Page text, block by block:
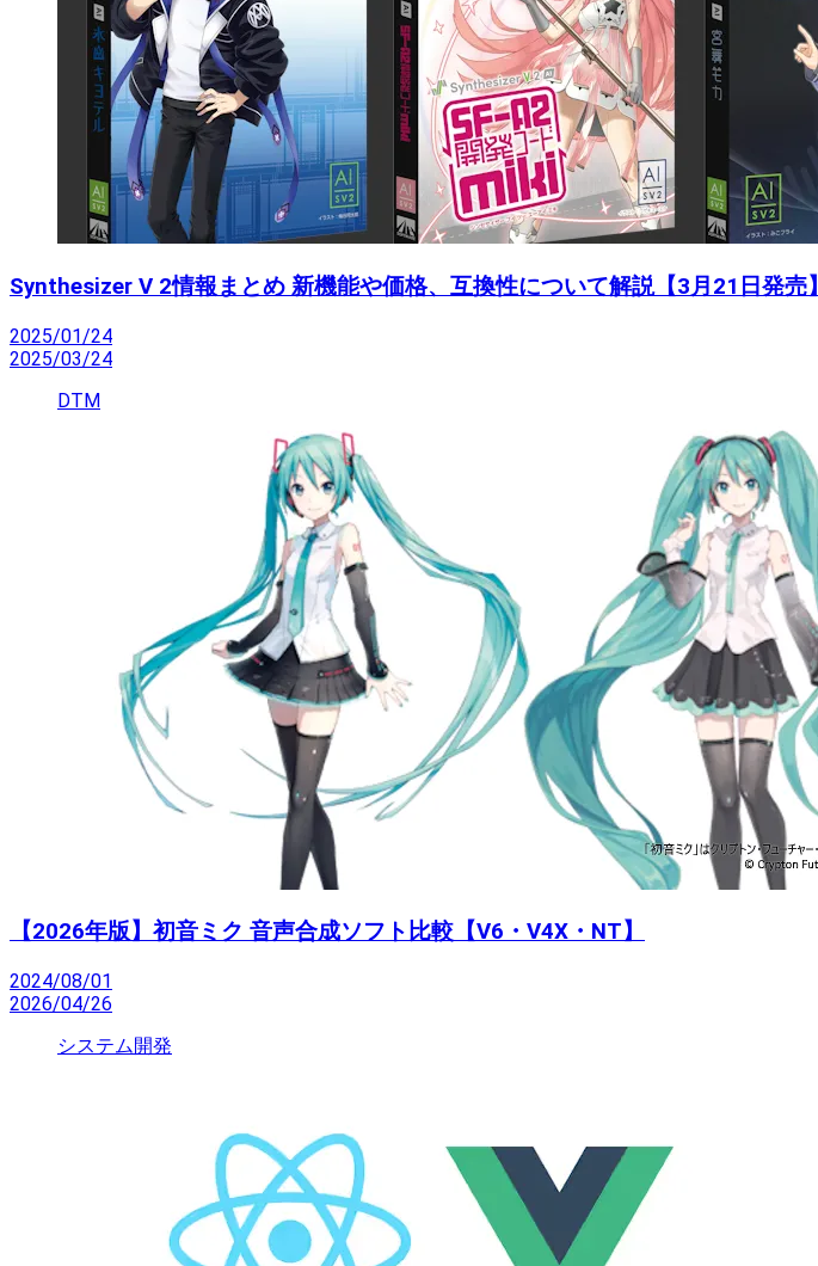
Synthesizer V 2情報まとめ 新機能や価格、互換性について解説【3月21日発売】
2025/01/24
2025/03/24
DTM
【2026年版】初音ミク 音声合成ソフト比較【V6・V4X・NT】
2024/08/01
2026/04/26
システム開発